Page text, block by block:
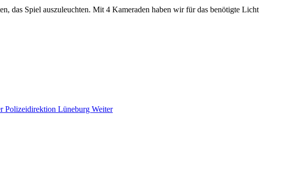
das Spiel auszuleuchten. Mit 4 Kameraden haben wir für das benötigte Licht
Polizeidirektion Lüneburg Weiter